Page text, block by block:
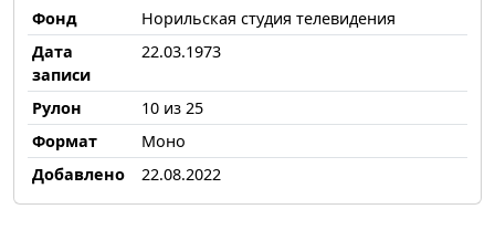
Фонд
Норильская студия телевидения
Дата
записи
22.03.1973
Рулон
10 из 25
Формат
Моно
Добавлено
22.08.2022